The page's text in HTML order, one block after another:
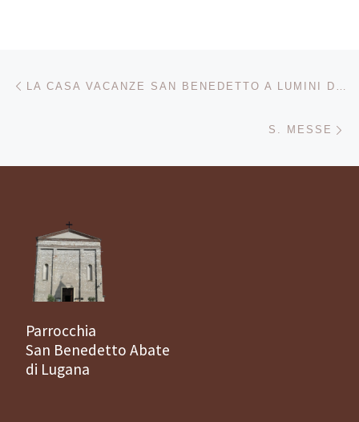
Navigazione articoli
S. MESSE
Parrocchia
San Benedetto Abate
di Lugana